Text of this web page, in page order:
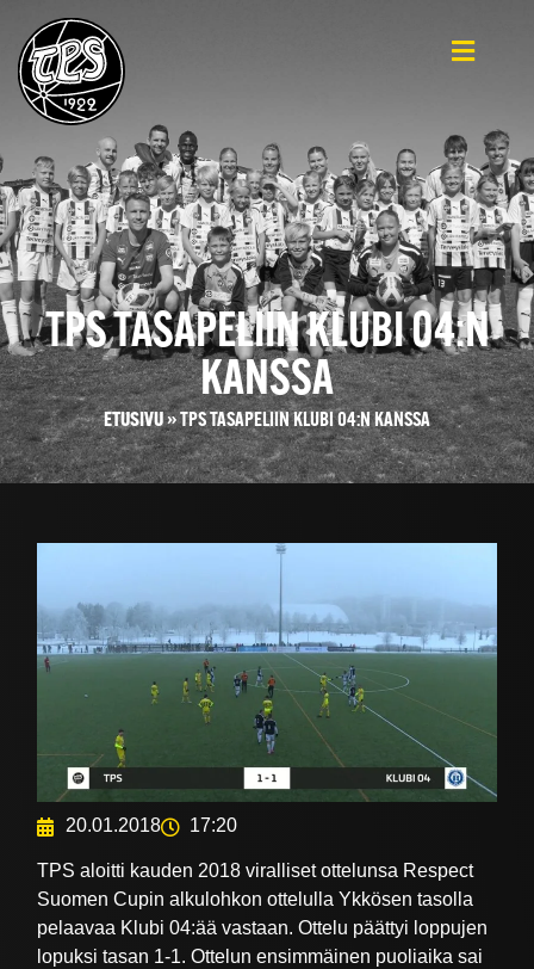
TPS TASAPELIIN KLUBI 04:N
KANSSA
ETUSIVU»TPS TASAPELIIN KLUBI 04:N KANSSA
20.01.2018 17:20
TPS aloitti kauden 2018 viralliset ottelunsa Respect
Suomen Cupin alkulohkon ottelulla Ykkösen tasolla
pelaavaa Klubi 04:ää vastaan. Ottelu päättyi loppujen
lopuksi tasan 1-1. Ottelun ensimmäinen puoliaika sai